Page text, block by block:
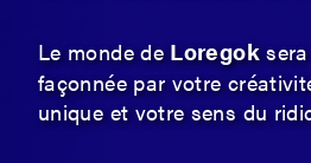
Le monde deLoregok
façonnée par votre
unique et votre sens du